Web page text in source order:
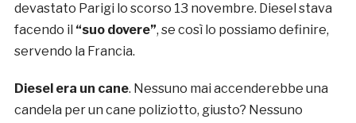
devastato Parigi lo scorso 13 novembre. Diesel stava
facendo il “suo dovere”, se così lo possiamo definire,
servendo la Francia.
Diesel era un cane. Nessuno mai accenderebbe una
candela per un cane poliziotto, giusto? Nessuno